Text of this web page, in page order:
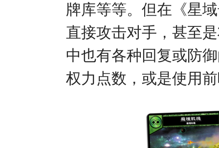
牌库等等。但在《星
直接攻击对手，甚至
中也有各种回复或防
权力点数，或是使用